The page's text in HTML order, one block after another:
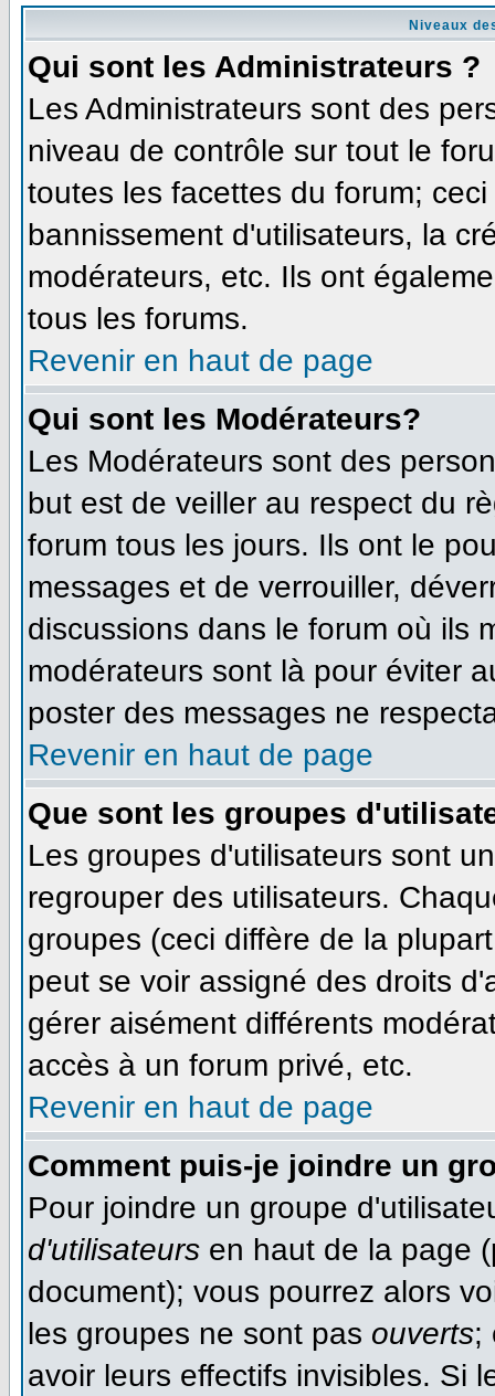
Niveaux
Qui sont les Administrateurs ?
Les Administrateurs sont des
niveau de contrôle sur tout le
toutes les facettes du forum;
bannissement d'utilisateurs, la
modérateurs, etc. Ils ont
tous les forums.
Revenir en haut de page
Qui sont les Modérateurs?
Les Modérateurs sont des
but est de veiller au respect du
forum tous les jours. Ils ont le
messages et de verrouiller,
discussions dans le forum où ils
modérateurs sont là pour éviter
poster des messages ne
Revenir en haut de page
Que sont les groupes
Les groupes d'utilisateurs sont
regrouper des utilisateurs.
groupes (ceci diffère de la
peut se voir assigné des droits
gérer aisément différents
accès à un forum privé, etc.
Revenir en haut de page
Comment puis-je joindre un
Pour joindre un groupe
d'utilisateurs en haut de la page
document); vous pourrez alors
les groupes ne sont pas ouverts;
avoir leurs effectifs invisibles. Si